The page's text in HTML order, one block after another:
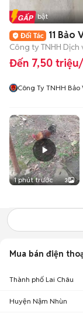
Tin nổi bật
11 Bảo
Công ty TNHH Dịch
Đến 7,50
Công Ty TNHH Bảo
1 phút trước 3
Mua bán điện
Thành phố Lai Châu
Huyện Nậm Nhùn